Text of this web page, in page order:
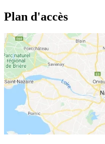
Plan d'accès